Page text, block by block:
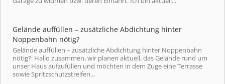
Gelände auffüllen – zusätzliche Abdichtung hinter
Noppenbahn nötig?
Gelände auffüllen – zusätzliche Abdichtung hinter Noppenbahn
nötig?: Hallo zusammen, wir planen aktuell, das Gelände rund um
unser Haus aufzufüllen und möchten in dem Zuge eine Terrasse
sowie Spritzschutzstreifen...